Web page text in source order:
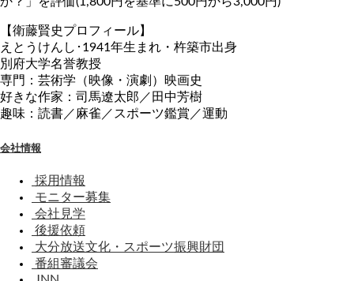
【衛藤賢史プロフィール】
えとうけんし･1941年生まれ・杵築市出身
別府大学名誉教授
専門：芸術学（映像・演劇）映画史
好きな作家：司馬遼太郎／田中芳樹
趣味：読書／麻雀／スポーツ鑑賞／運動
会社情報
採用情報
モニター募集
会社見学
後援依頼
大分放送文化・スポーツ振興財団
番組審議会